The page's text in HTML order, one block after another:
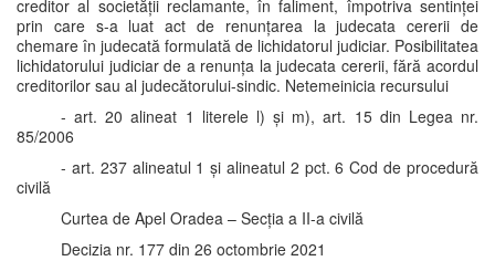
creditor al societății reclamante, în faliment, împotriva sentinței
prin care s-a luat act de renunțarea la judecata cererii de
chemare în judecată formulată de lichidatorul judiciar. Posibilitatea
lichidatorului judiciar de a renunța la judecata cererii, fără acordul
creditorilor sau al judecătorului-sindic. Netemeinicia recursului
- art. 20 alineat 1 literele l) și m), art. 15 din Legea nr.
85/2006
- art. 237 alineatul 1 și alineatul 2 pct. 6 Cod de procedură
civilă
Curtea de Apel Oradea – Secția a II-a civilă
Decizia nr. 177 din 26 octombrie 2021